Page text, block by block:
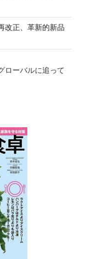
改正、革新的新品
ローバルに追って